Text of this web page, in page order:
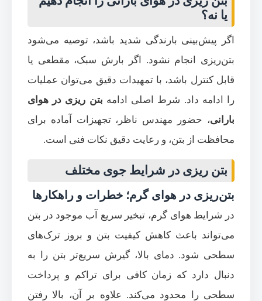
یا نه؟
اگر پیش‌بینی بارندگی شدید باشد، توصیه می‌شود
بتن‌ریزی انجام نشود. اگر بارش سبک، مقطعی یا
قابل کنترل باشد، با تمهیدات دقیق می‌توان عملیات
را ادامه داد. شرط اصلی ادامه بتن ریزی در هوای
بارانی، حضور مهندس ناظر، تجهیزات آماده برای
محافظت از بتن، و رعایت دقیق نکات فنی است.
بتن ریزی در شرایط جوی مختلف
بتن‌ریزی در هوای گرم؛ خطرات و راهکارها
در شرایط هوای گرم، تبخیر سریع آب موجود در بتن
می‌تواند باعث کاهش کیفیت بتن و بروز ترک‌های
سطحی شود. دمای بالا، گیرش سریع‌تر بتن را به
دنبال دارد که زمان کافی برای تراکم و پرداخت
سطحی را محدود می‌کند. علاوه بر آن، بالا رفتن